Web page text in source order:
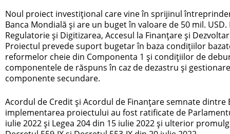
Noul proiect investițional care vine în sprijinul
Banca Mondială și are un buget în valoare de 50 mil.
Regulatorie și Digitizarea, Accesul la Finanțare și
Proiectul prevede suport bugetar în baza condițiilor
reformelor cheie din Componenta 1 și condițiilor de
componentele de răspuns în caz de dezastru şi
componente secundare.
Acordul de Credit şi Acordul de Finanţare semnate
implementarea proiectului au fost ratificate de
iulie 2022 și Legea 204 din 15 iulie 2022 și ulterior